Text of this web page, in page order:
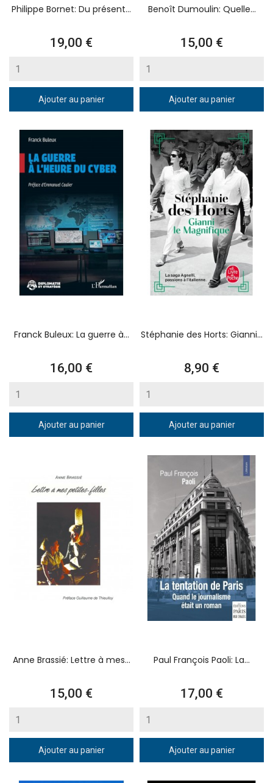
Philippe Bornet: Du présent...
Prix
19,00 €
Ajouter au panier
Benoît Dumoulin: Quelle...
Prix
15,00 €
Ajouter au panier
Franck Buleux: La guerre à...
Prix
16,00 €
Ajouter au panier
Stéphanie des Horts: Gianni...
Prix
8,90 €
Ajouter au panier
Anne Brassié: Lettre à mes...
Prix
15,00 €
Ajouter au panier
Paul François Paoli: La...
Prix
17,00 €
Ajouter au panier